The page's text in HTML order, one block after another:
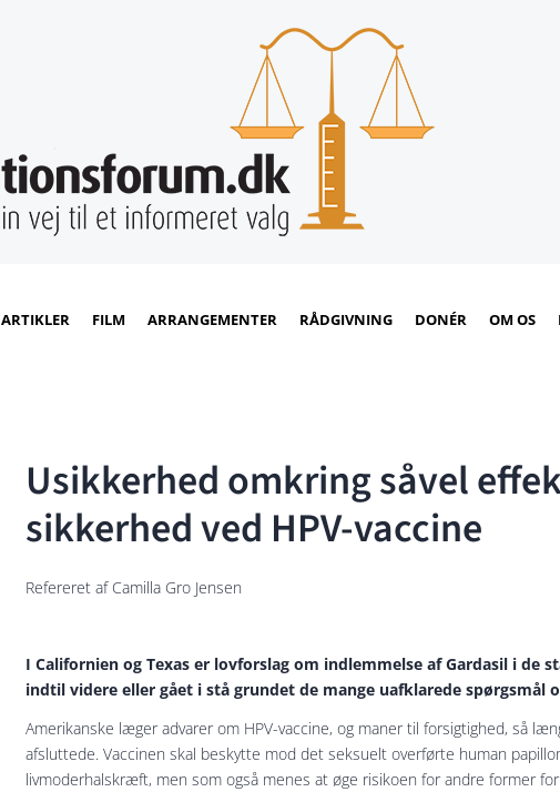
ARTIKLER FILM ARRANGEMENTER RÅDGIVNING DONÉR OM OS
Usikkerhed omkring såvel
sikkerhed ved HPV-vaccine
Refereret af Camilla Gro Jensen
I Californien og Texas er lovforslag om indlemmelse af Gardasil i de
indtil videre eller gået i stå grundet de mange uafklarede spørgsmål
Amerikanske læger advarer om HPV-vaccine, og maner til forsigtighed, så
afsluttede. Vaccinen skal beskytte mod det seksuelt overførte human
livmoderhalskræft, men som også menes at øge risikoen for andre former